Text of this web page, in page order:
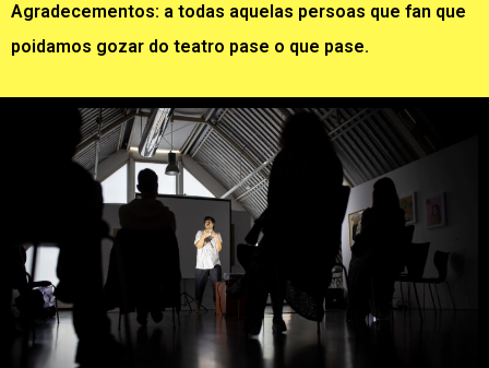
Agradecementos: a todas aquelas persoas que fan que
poidamos gozar do teatro pase o que pase.